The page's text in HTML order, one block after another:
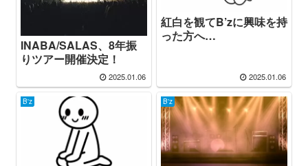
INABA/SALAS、8年振
りツアー開催決定！
2025.01.06
紅白を観てB’zに興味を持
った方へ…
2025.01.06
B'z B'z